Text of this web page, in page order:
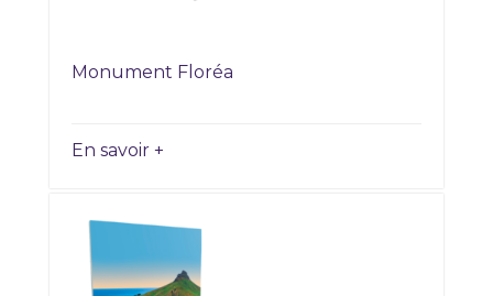
Monument Floréa
En savoir +